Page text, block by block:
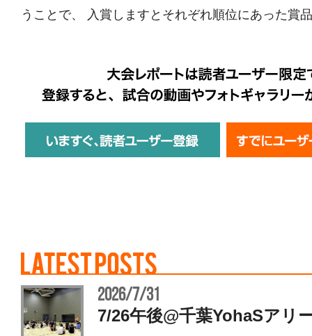
うことで、 入賞しますとそれぞれ順位にあった賞
2026/7/31
7/26午後@千葉YohaSア